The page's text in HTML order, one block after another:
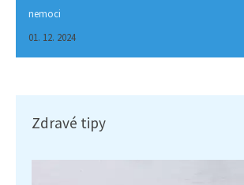
nemoci
01. 12. 2024
Zdravé tipy